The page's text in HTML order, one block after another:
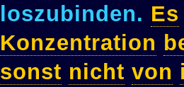
loszubinden. Es
Konzentration
sonst nicht von